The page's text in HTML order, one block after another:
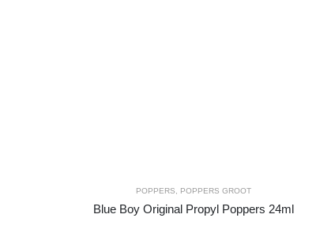
POPPERS POPPERS GROOT
Blue Boy Original Propyl Poppers 24ml